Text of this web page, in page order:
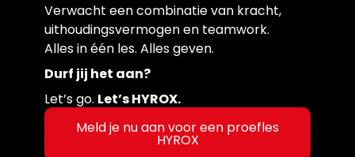
Verwacht een combinatie van kracht,
uithoudingsvermogen en teamwork.
Alles in één les. Alles geven.
Durf jij het aan?
Let’s go. Let’s HYROX.
Meld je nu aan voor een proefles
HYROX